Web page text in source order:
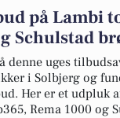
på Lambi
Schulstad
denne uges
i Solbjerg og
Her er et udpluk
Rema 1000 og